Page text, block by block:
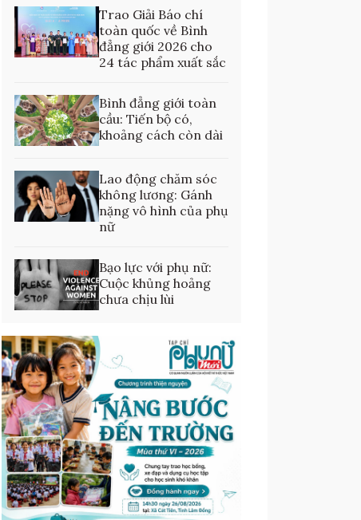
Trao Giải Báo chí
toàn quốc về Bình
đẳng giới 2026 cho
24 tác phẩm xuất sắc
Bình đẳng giới toàn
cầu: Tiến bộ có,
khoảng cách còn dài
Lao động chăm sóc
không lương: Gánh
nặng vô hình của phụ
nữ
Bạo lực với phụ nữ:
Cuộc khủng hoảng
chưa chịu lùi